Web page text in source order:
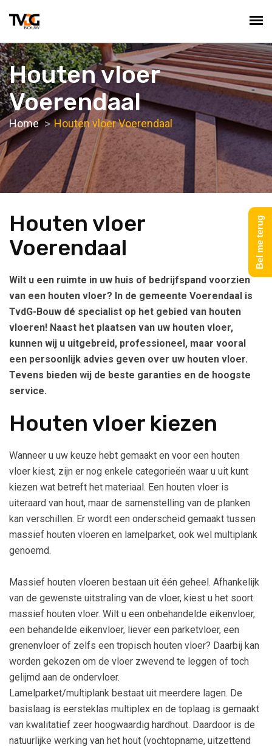
Houten vloer
Voerendaal
Home Houten vloer Voerendaal
Houten vloer
Voerendaal
Wilt u een ruimte in uw huis of bedrijfspand voorzien
van een houten vloer? In de gemeente Voerendaal is
TvdG-Bouw dé specialist op het gebied van houten
vloeren! Naast het plaatsen van uw houten vloer,
kunnen wij u uitgebreid, professioneel, maar vooral
een persoonlijk advies geven over uw houten vloer.
Tevens bieden wij de beste garanties en de hoogste
service.
Houten vloer kiezen
Wanneer u uw keuze hebt gemaakt en voor een houten
vloer kiest, zijn er nog enkele categorieën waar u uit kunt
kiezen wat betreft het materiaal. Een houten vloer is
uiteraard van hout, maar de samenstelling van de planken
kan verschillen. Er wordt een onderscheid gemaakt tussen
massief houten vloeren en lamelparket, ook wel multiplank
genoemd.
Massief houten vloeren bestaan uit één geheel. Afhankelijk
van de gewenste uitstraling van de vloer, kiest u het soort
massief houten vloer. Wilt u een onbehandelde eikenvloer,
een behandelde eikenvloer, liever een parketvloer, een
grenenvloer of zelfs een tropisch houten vloer? Daarbij kan
worden gekozen om de vloer zwevend te leggen of toch
gelijmd aan de ondervloer.
Lamelparket/multiplank bestaat uit meerdere lagen. De
basislaag is eersteklas multiplex en de toplaag is gemaakt
van kwalitatief zeer hoogwaardig hardhout. Daardoor is de
natuurlijke werking van het hout (vochtopname, uitzettend
Bel me terug